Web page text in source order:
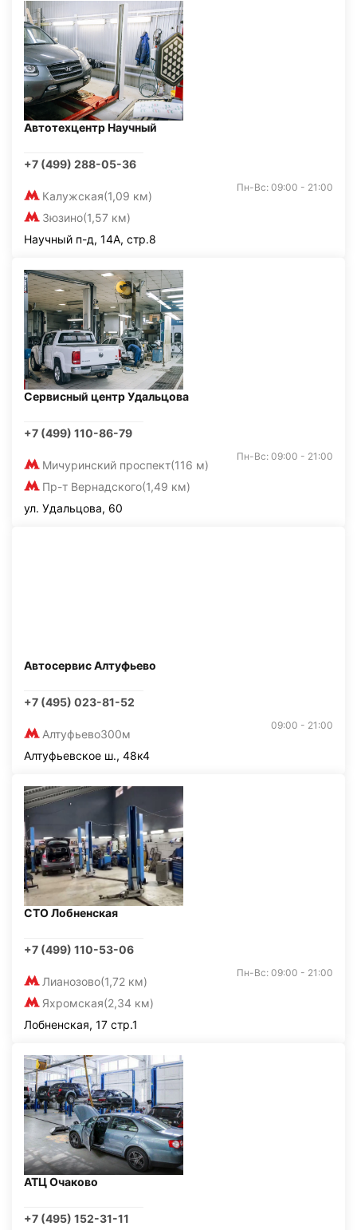
Автотехцентр Научный
+7 (499) 288-05-36
Калужская(1,09 км)
Зюзино(1,57 км)
Пн-Вс: 09:00 - 21:00
Научный п-д, 14А, стр.8
Сервисный центр Удальцова
+7 (499) 110-86-79
Мичуринский проспект(116 м)
Пр-т Вернадского(1,49 км)
Пн-Вс: 09:00 - 21:00
ул. Удальцова, 60
Автосервис Алтуфьево
+7 (495) 023-81-52
Алтуфьево300м
09:00 - 21:00
Алтуфьевское ш., 48к4
СТО Лобненская
+7 (499) 110-53-06
Лианозово(1,72 км)
Яхромская(2,34 км)
Пн-Вс: 09:00 - 21:00
Лобненская, 17 стр.1
АТЦ Очаково
+7 (495) 152-31-11